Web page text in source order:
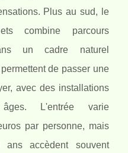
Plus au sud, le
combine parcours
un cadre naturel
de passer une
avec des installations
L'entrée varie
par personne, mais
accèdent souvent